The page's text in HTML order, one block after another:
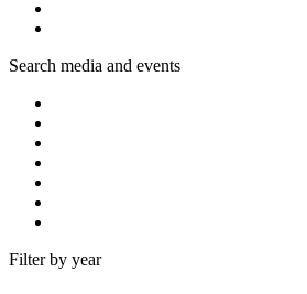
Search media and events
Filter by year